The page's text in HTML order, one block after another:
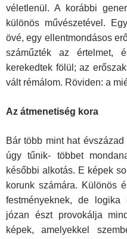
véletlenül. A korábbi
különös művészetével.
övé, egy ellentmondásos
száműzték az értelmet,
kerekedtek fölül; az
vált rémálom. Röviden: a
Az átmenetiség kora
Bár több mint hat
úgy tű­nik- többet
későbbi alkotás. E képek
korunk számára. Különös
festményeknek, de logika
józan észt provokálja
képek, amelyekkel